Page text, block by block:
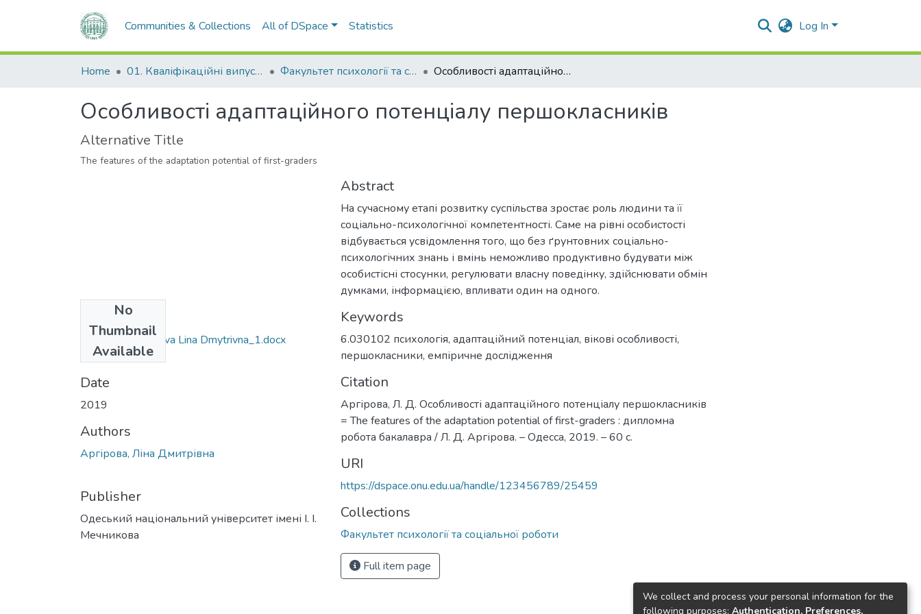
Communities & Collections All of DSpace Statistics Log In
Home 01. Кваліфікаційні випускні роботи здобувачів вищої освіти Факультет психології та соціальної роботи Особливості адаптаційного потенціалу першокласників
Особливості адаптаційного потенціалу першокласників
Alternative Title
The features of the adaptation potential of first-graders
No
Thumbnail
Available
6.030102_Arhirova Lina Dmytrivna_1.docx
(43.86 KB)
Date
2019
Authors
Аргірова, Ліна Дмитрівна
Publisher
Одеський національний університет імені І. І.
Мечникова
Abstract
На сучасному етапі розвитку суспільства зростає роль людини та її
соціально-психологічної компетентності. Саме на рівні особистості
відбувається усвідомлення того, що без ґрунтовних соціально-
психологічних знань і вмінь неможливо продуктивно будувати між
особистісні стосунки, регулювати власну поведінку, здійснювати обмін
думками, інформацією, впливати один на одного.
Keywords
6.030102 психологія, адаптаційний потенціал, вікові особливості,
першокласники, емпіричне дослідження
Citation
Аргірова, Л. Д. Особливості адаптаційного потенціалу першокласників
= The features of the adaptation potential of first-graders : дипломна
робота бакалавра / Л. Д. Аргірова. – Одесса, 2019. – 60 с.
URI
https://dspace.onu.edu.ua/handle/123456789/25459
Collections
Факультет психології та соціальної роботи
Full item page
We collect and process your personal information for the
following purposes: Authentication, Preferences,